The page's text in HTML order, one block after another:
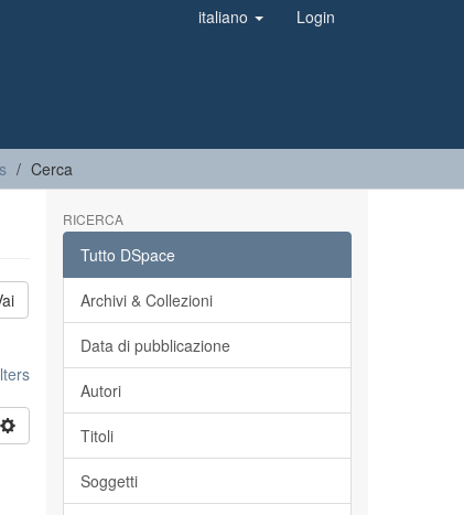
italiano Login
Cerca
RICERCA
Tutto DSpace
Archivi & Collezioni
Data di pubblicazione
Autori
Titoli
Soggetti